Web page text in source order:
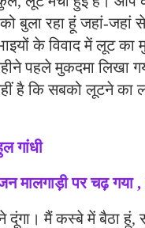
बुला रहा हूं जहां-जहां
के विवाद में लूट का
पहले मुकदमा लिखा
है कि सबको लूटने का
गांधी
मालगाड़ी पर चढ़ गया
दूंगा। मैं कस्बे में बैठा